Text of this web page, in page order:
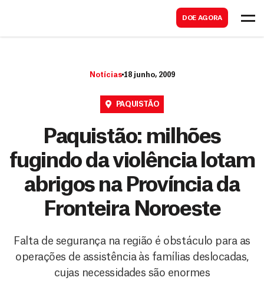
DOE AGORA
r
Notícias 18 junho, 2009
PAQUISTÃO
Paquistão: milhões
fugindo da violência lotam
abrigos na Província da
Fronteira Noroeste
Falta de segurança na região é obstáculo para as
operações de assistência às famílias deslocadas,
cujas necessidades são enormes
a
r